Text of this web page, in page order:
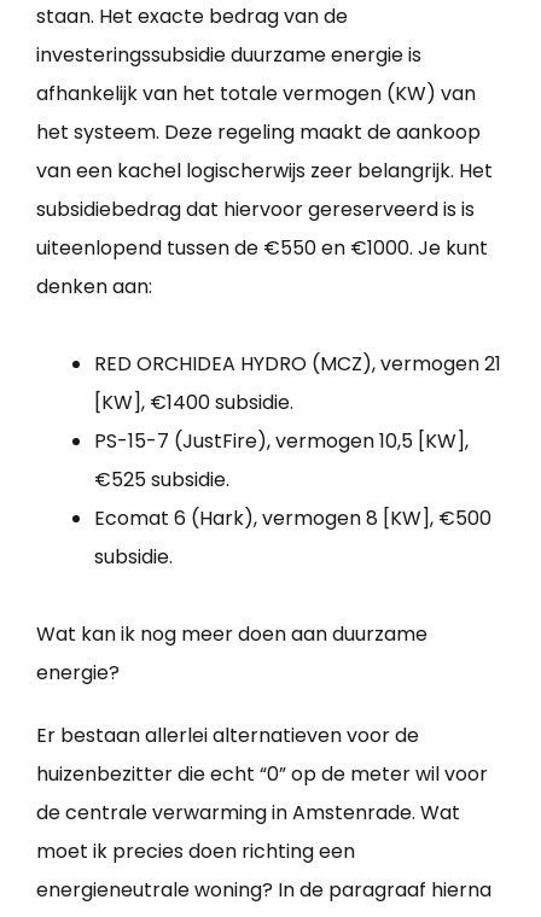
staan. Het exacte bedrag van de
investeringssubsidie duurzame energie is
afhankelijk van het totale vermogen (KW) van
het systeem. Deze regeling maakt de aankoop
van een kachel logischerwijs zeer belangrijk. Het
subsidiebedrag dat hiervoor gereserveerd is is
uiteenlopend tussen de €550 en €1000. Je kunt
denken aan:
RED ORCHIDEA HYDRO (MCZ), vermogen 21
[KW], €1400 subsidie.
PS-15-7 (JustFire), vermogen 10,5 [KW],
€525 subsidie.
Ecomat 6 (Hark), vermogen 8 [KW], €500
subsidie.
Wat kan ik nog meer doen aan duurzame
energie?
Er bestaan allerlei alternatieven voor de
huizenbezitter die echt “0” op de meter wil voor
de centrale verwarming in Amstenrade. Wat
moet ik precies doen richting een
energieneutrale woning? In de paragraaf hierna